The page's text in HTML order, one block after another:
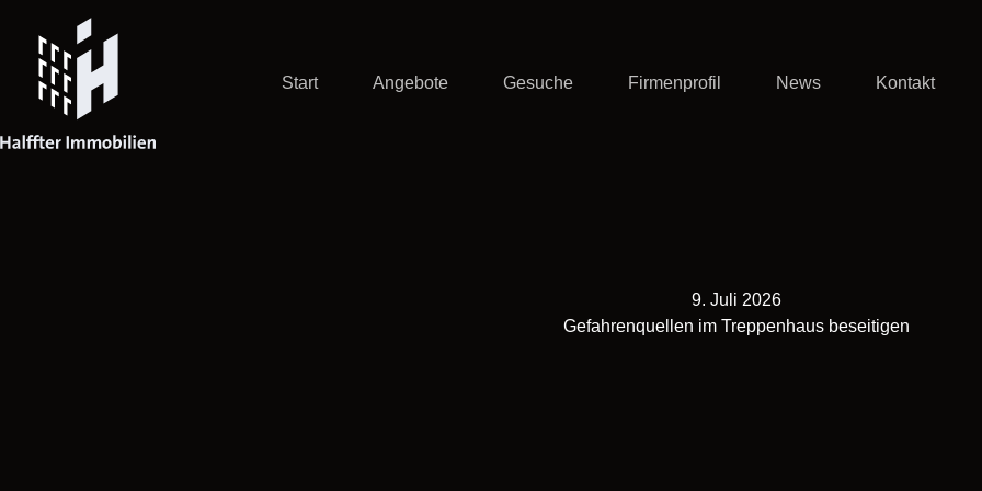
Inhalt
springen
Start
Angebote Gesuche Firmenprofil News Kontakt
9. Juli 2026
Gefahrenquellen im Treppenhaus beseitigen